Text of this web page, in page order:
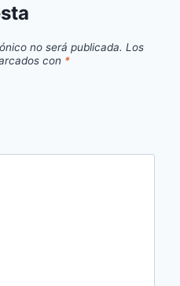
no será publicada. Los
con *